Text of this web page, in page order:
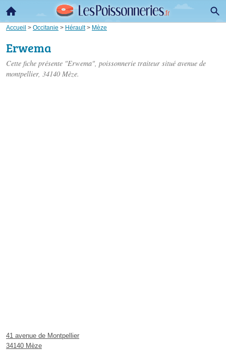
Accueil > Occitanie > Hérault> Mèze
Erwema
Cette fiche présente "Erwema", poissonnerie traiteur situé avenue de
montpellier, 34140 Mèze.
41 avenue de Montpellier
34140 Mèze